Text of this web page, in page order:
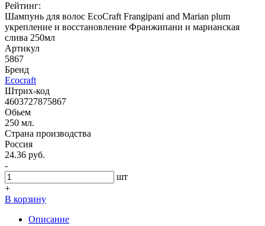
Рейтинг:
Шампунь для волос EcoCraft Frangipani and Marian plum
укрепление и восстановление Франжипани и марианская
слива 250мл
Артикул
5867
Бренд
Ecocraft
Штрих-код
4603727875867
Обьем
250 мл.
Страна производства
Россия
24.36 руб.
-
шт
+
В корзину
Описание